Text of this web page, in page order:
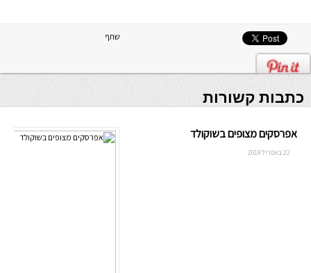
שתף
כתבות קשורות
אפרסקים מצופים בשוקולד
22 באפריל 2018